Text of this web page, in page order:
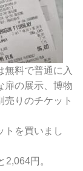
無料で普通に入
扉の展示、博物
りのチケット
トを買いまし
円。